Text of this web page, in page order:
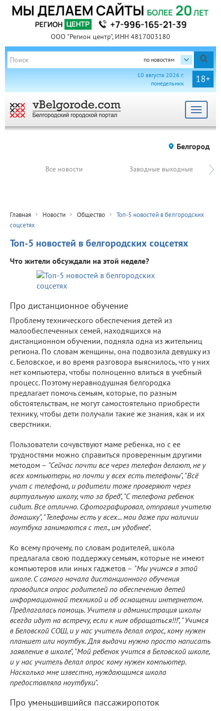
ООО "Регион центр", ИНН 4817003180
по новостям
18+
10 августа 2026 г.
понедельник
Toggle
Белгород
Все новости Заводные выходные
Главная Новости Общество
Топ-5 новостей в белгородских
соцсетях
Топ-5 новостей в белгородских соцсетях
Что жители обсуждали на этой неделе?
Про дистанционное обучение
Проблему технического обеспечения детей из
малообеспеченных семей, находящихся на
дистанционном обучении, подняла одна из жительниц
региона. По словам женщины, она подвозила девушку из
с. Беловское, и во время разговора выяснилось, что у них
нет компьютера, чтобы полноценно влиться в учебный
процесс. Поэтому неравнодушная белгородка
предлагает помочь семьям, которые, по разным
обстоятельствам, не могут самостоятельно приобрести
технику, чтобы дети получали такие же знания, как и их
сверстники.
Пользователи сочувствуют маме ребенка, но c ее
трудностями можно справиться проверенным другими
методом – "Сейчас почти все через телефон делают, не у
всех компьютеры, но почти у всех есть телефоны", "Всё
учат с телефона, и родители тоже проверяют через
виртуальную школу, что за бред", "С телефона ребенок
сидит. Все отлично. Сфотографировал, отправил учителю
домашку", "Телефоны есть у всех... мои даже при наличии
ноутбука занимаются с тел., им удобнее".
Ко всему прочему, по словам родителей, школа
предлагала свою поддержку семьям, которые не имеют
компьютеров или иных гаджетов – "Мы учимся в этой
школе. С самого начала дистанционного обучения
проводился опрос родителей по обеспечению детей
информационной техникой и об оснащении интернетом.
Предлагалась помощь. Учителя и администрация школы
всегда идут на встречу, если к ним обращаться!!!", "Учимся
в Беловской СОШ, и у нас учитель делал опрос, кому нужен
планшет или ноутбук. Для выдачи нужно просто написать
заявление в школе", "Мой ребенок учится в Беловской школе,
и у нас учитель делал опрос кому нужен компьютер.
Насколько мне известно, нуждающимся школа
предоставляла ноутбуки".
Про уменьшившийся пассажиропоток